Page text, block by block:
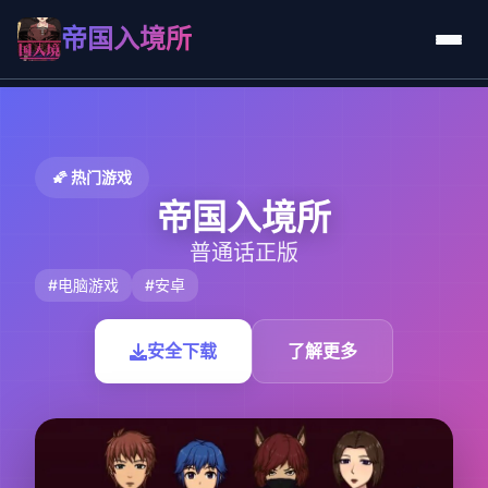
帝国入境所
🌠 热门游戏
帝国入境所
普通话正版
#电脑游戏 #安卓
安全下载 了解更多